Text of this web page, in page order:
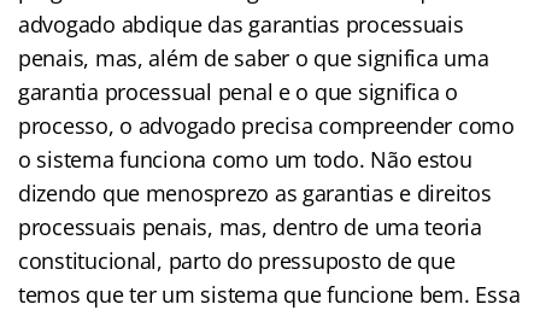
advogado abdique das garantias processuais
penais, mas, além de saber o que significa uma
garantia processual penal e o que significa o
processo, o advogado precisa compreender como
o sistema funciona como um todo. Não estou
dizendo que menosprezo as garantias e direitos
processuais penais, mas, dentro de uma teoria
constitucional, parto do pressuposto de que
temos que ter um sistema que funcione bem. Essa